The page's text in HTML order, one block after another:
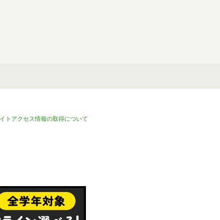
トアクセス情報の取得について